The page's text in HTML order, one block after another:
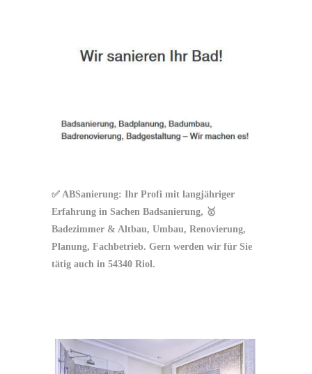
✅ ABSanierung: Ihr Profi mit langjähriger
Erfahrung in Sachen Badsanierung, 🥇
Badezimmer & Altbau, Umbau, Renovierung,
Planung, Fachbetrieb. Gern werden wir für Sie
tätig auch in 54340 Riol.